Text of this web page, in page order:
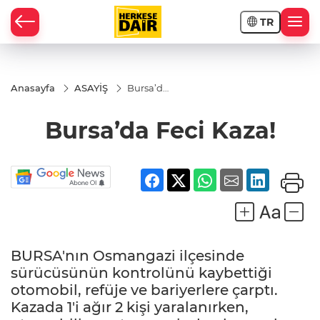
TR
Anasayfa ASAYİŞ
Bursa’da
Bursa’da Feci Kaza!
BURSA'nın Osmangazi ilçesinde
sürücüsünün kontrolünü kaybettiği
otomobil, refüje ve bariyerlere çarptı.
Kazada 1'i ağır 2 kişi yaralanırken,